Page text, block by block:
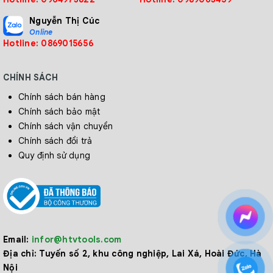
Nguyễn Thị Cúc
Online
Hotline: 0869015656
CHÍNH SÁCH
Chính sách bán hàng
Chính sách bảo mật
Chính sách vận chuyển
Chính sách đổi trả
Quy định sử dụng
Email: infor@htvtools.com
Địa chỉ: Tuyến số 2, khu công nghiệp, Lai Xá, Hoài Đức, Hà
Nội